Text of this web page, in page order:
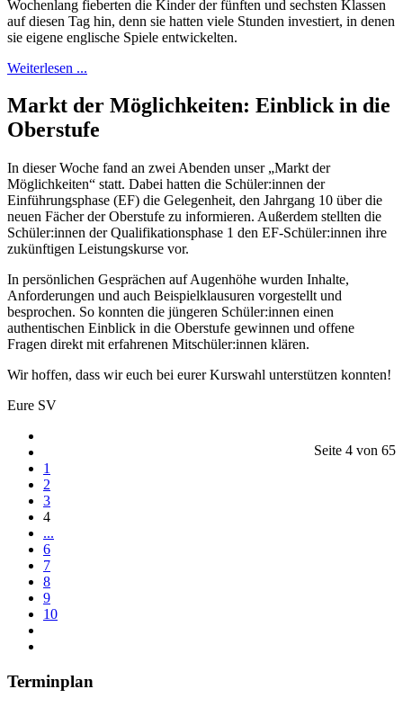
Wochenlang fieberten die Kinder der fünften und sechsten Klassen
auf diesen Tag hin, denn sie hatten viele Stunden investiert, in denen
sie eigene englische Spiele entwickelten.
Weiterlesen ...
Markt der Möglichkeiten: Einblick in die
Oberstufe
In dieser Woche fand an zwei Abenden unser „Markt der
Möglichkeiten“ statt. Dabei hatten die Schüler:innen der
Einführungsphase (EF) die Gelegenheit, den Jahrgang 10 über die
neuen Fächer der Oberstufe zu informieren. Außerdem stellten die
Schüler:innen der Qualifikationsphase 1 den EF-Schüler:innen ihre
zukünftigen Leistungskurse vor.
In persönlichen Gesprächen auf Augenhöhe wurden Inhalte,
Anforderungen und auch Beispielklausuren vorgestellt und
besprochen. So konnten die jüngeren Schüler:innen einen
authentischen Einblick in die Oberstufe gewinnen und offene
Fragen direkt mit erfahrenen Mitschüler:innen klären.
Wir hoffen, dass wir euch bei eurer Kurswahl unterstützen konnten!
Eure SV
Seite 4 von 65
1
2
3
4
...
6
7
8
9
10
Terminplan